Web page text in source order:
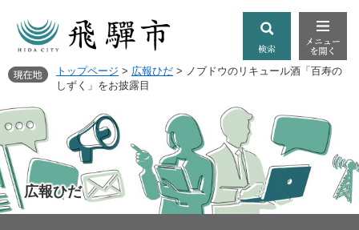
トップページ > 広報ひだ > ノブドウのリキュール酒「百寿の
しずく」をお披露目
広報ひだ